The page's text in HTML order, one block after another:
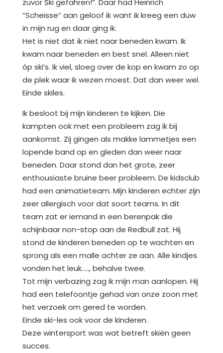
zuvor Ski gefahren!”. Daar had Heinrich
“Scheisse” aan geloof ik want ik kreeg een duw
in mijn rug en daar ging ik.
Het is niet dat ik niet naar beneden kwam. Ik
kwam naar beneden en best snel. Alleen niet
óp ski’s. Ik viel, sloeg over de kop en kwam zo op
de plek waar ik wezen moest. Dat dan weer wel.
Einde skiles.
Ik besloot bij mijn kinderen te kijken. Die
kampten ook met een probleem zag ik bij
aankomst. Zij gingen als makke lammetjes een
lopende band op en gleden dan weer naar
beneden. Daar stond dan het grote, zeer
enthousiaste bruine beer probleem. De kidsclub
had een animatieteam. Mijn kinderen echter zijn
zeer allergisch voor dat soort teams. In dit
team zat er iemand in een berenpak die
schijnbaar non-stop aan de Redbull zat. Hij
stond de kinderen beneden op te wachten en
sprong als een malle achter ze aan. Alle kindjes
vonden het leuk….., behalve twee.
Tot mijn verbazing zag ik mijn man aanlopen. Hij
had een telefoontje gehad van onze zoon met
het verzoek om gered te worden.
Einde ski-les ook voor de kinderen.
Deze wintersport was wat betreft skiën geen
succes.